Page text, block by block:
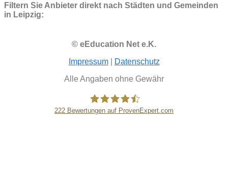
Filtern Sie Anbieter direkt nach Städten und Gemeinden
in Leipzig:
© eEducation Net e.K.
Impressum|
Datenschutz
Alle Angaben ohne Gewähr
222 Bewertungen auf ProvenExpert.com